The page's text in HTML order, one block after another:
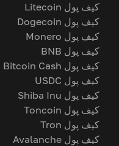
کیف پول Litecoin
کیف پول Dogecoin
کیف پول Monero
کیف پول BNB
کیف پول Bitcoin Cash
کیف پول USDC
کیف پول Shiba Inu
کیف پول Toncoin
کیف پول Tron
کیف پول Avalanche